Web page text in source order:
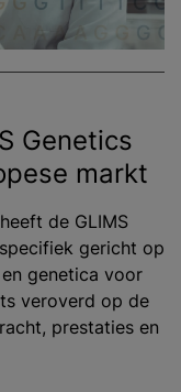
Genetics
markt
de GLIMS
gericht op
genetica voor
veroverd op de
prestaties en